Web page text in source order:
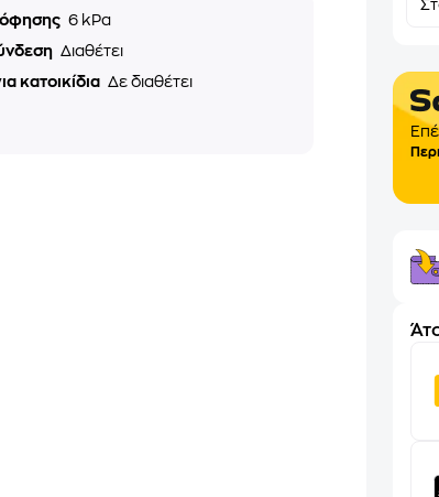
6 kPa
Διαθέτει
κατοικίδια Δε διαθέτει